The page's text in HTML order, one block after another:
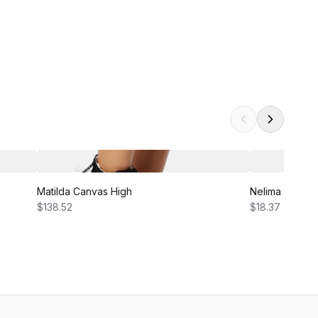
Matilda Canvas High
$138.52
Nelima Dress
$18.37